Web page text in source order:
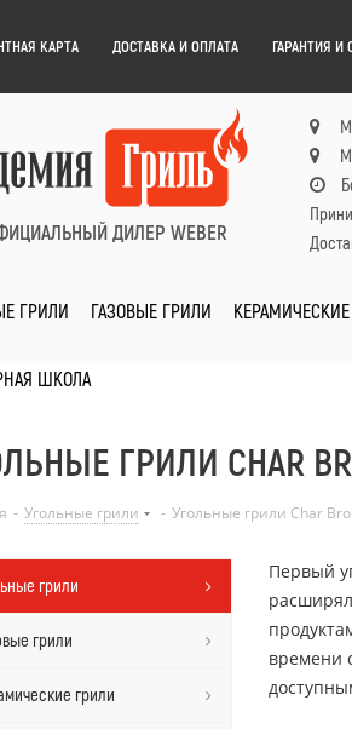
КАРТА ДОСТАВКА И ОПЛАТА ГАРАНТИЯ И
ДИЛЕР WEBER
ГРИЛИ ГАЗОВЫЕ ГРИЛИ
ШКОЛА
ГРИЛИ CHAR
- Угольные грили - Угольные грили Char
Первый
времени
грили
грили
грили